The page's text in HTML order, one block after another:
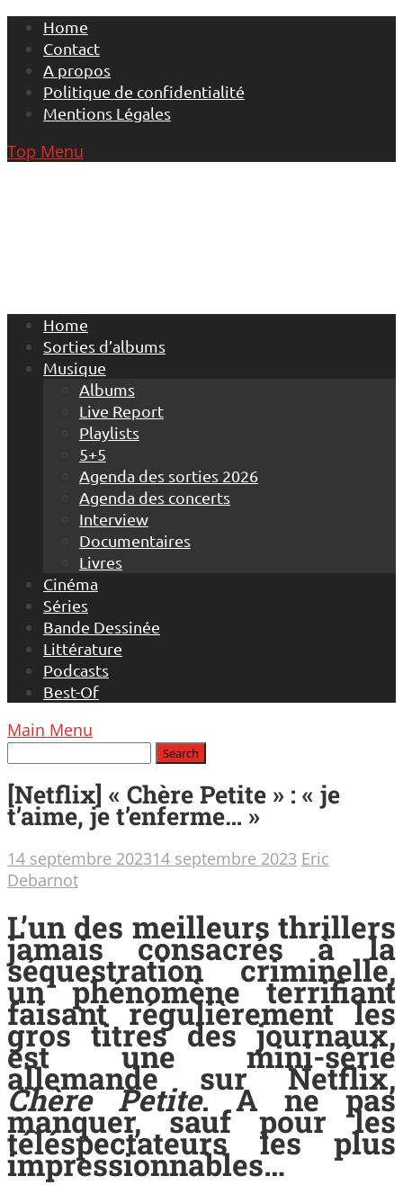
Skip
content
Home
Contact
A propos
Politique de confidentialité
Mentions Légales
Top Menu
Home
Sorties d’albums
Musique
Albums
Live Report
Playlists
5+5
Agenda des sorties 2026
Agenda des concerts
Interview
Documentaires
Livres
Cinéma
Séries
Bande Dessinée
Littérature
Podcasts
Best-Of
Main Menu
[Netflix] « Chère Petite » : « je
t’aime, je t’enferme… »
14 septembre 202314 septembre 2023 Eric
Debarnot
L’un des meilleurs thrillers
jamais consacrés à la
séquestration criminelle,
un phénomène terrifiant
faisant régulièrement les
gros titres des journaux,
est une mini-série
allemande sur Netflix,
Chère Petite. A ne pas
manquer, sauf pour les
téléspectateurs les plus
impressionnables…